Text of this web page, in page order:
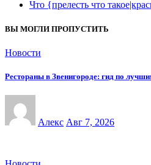
Что {прелесть что
ВЫ МОГЛИ ПРОПУСТИТЬ
Новости
Рестораны в Звенигороде: гид по
Алекс Авг 7, 2026